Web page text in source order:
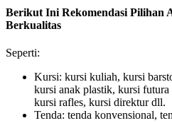
Berikut Ini Rekomendasi Pilihan
Berkualitas
Seperti:
Kursi: kursi kuliah, kursi
kursi anak plastik, kursi
kursi rafles, kursi direktur dll.
Tenda: tenda konvensional,